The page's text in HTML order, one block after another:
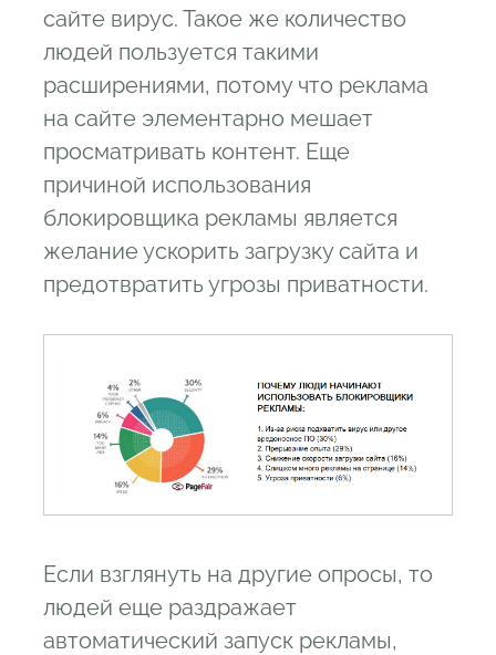
сайте вирус. Такое же количество
людей пользуется такими
расширениями, потому что реклама
на сайте элементарно мешает
просматривать контент. Еще
причиной использования
блокировщика рекламы является
желание ускорить загрузку сайта и
предотвратить угрозы приватности.
Если взглянуть на другие опросы, то
людей еще раздражает
автоматический запуск рекламы,